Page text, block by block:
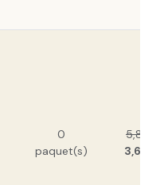
0
paquet(s)
5,86 €
3,69 €